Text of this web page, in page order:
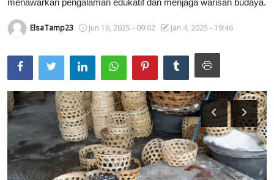
Kisah
Usadha
Indonesia
menawarkan pengalaman edukatif dan menjaga warisan budaya.
ElsaTamp23 Jun 16, 2025 - 09:02 Jan 4, 2025 - 19:46